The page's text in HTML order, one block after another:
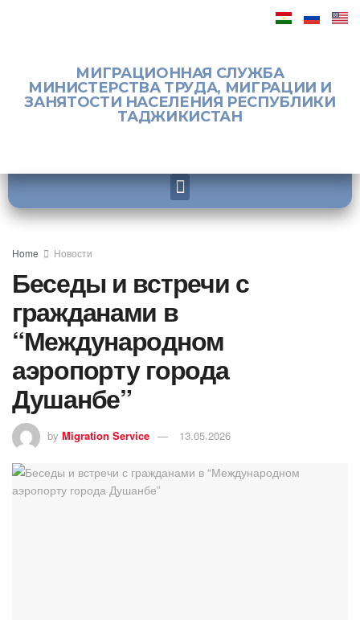
МИГРАЦИОННАЯ СЛУЖБА
МИНИСТЕРСТВА ТРУДА, МИГРАЦИИ И
ЗАНЯТОСТИ НАСЕЛЕНИЯ РЕСПУБЛИКИ
ТАДЖИКИСТАН
Home Новости
Беседы и встречи с
гражданами в
“Международном
аэропорту города
Душанбе”
by Migration Service 13.05.2026